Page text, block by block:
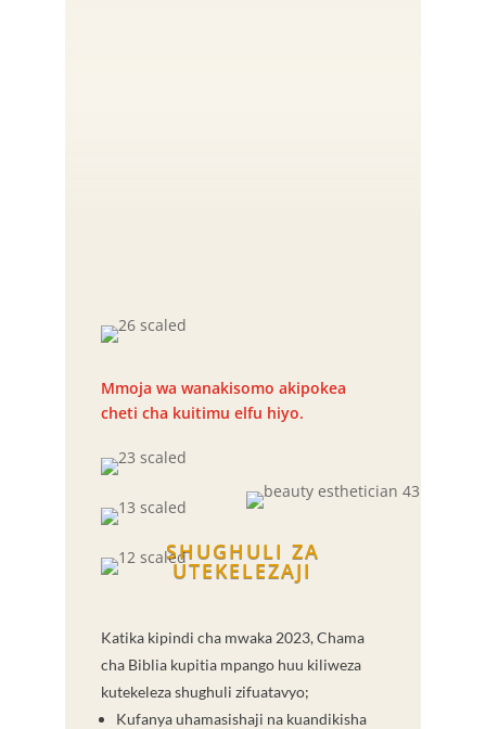
Mmoja wa wanakisomo akipokea
cheti cha kuitimu elfu hiyo.
SHUGHULI ZA
UTEKELEZAJI
Katika kipindi cha mwaka 2023, Chama
cha Biblia kupitia mpango huu kiliweza
kutekeleza shughuli zifuatavyo;
Kufanya uhamasishaji na kuandikisha